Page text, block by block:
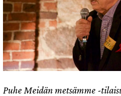
Puhe Meidän metsämme -